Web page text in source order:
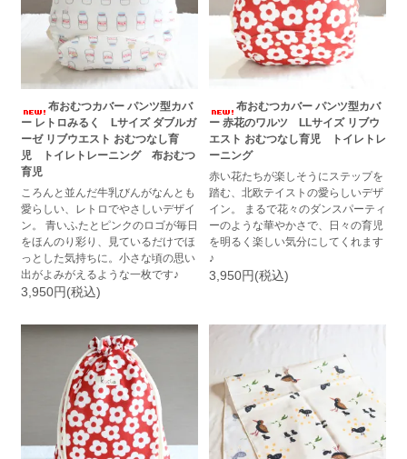
布おむつカバー パンツ型カバ
ー レトロみるく Lサイズ ダブルガ
ーゼ リブウエスト おむつなし育
児 トイレトレーニング 布おむつ
育児
ころんと並んだ牛乳びんがなんとも
愛らしい、レトロでやさしいデザイ
ン。 青いふたとピンクのロゴが毎日
をほんのり彩り、見ているだけでほ
っとした気持ちに。小さな頃の思い
出がよみがえるような一枚です♪
3,950円(税込)
布おむつカバー パンツ型カバ
ー 赤花のワルツ LLサイズ リブウ
エスト おむつなし育児 トイレトレ
ーニング
赤い花たちが楽しそうにステップを
踏む、北欧テイストの愛らしいデザ
イン。 まるで花々のダンスパーティ
ーのような華やかさで、日々の育児
を明るく楽しい気分にしてくれます
♪
3,950円(税込)